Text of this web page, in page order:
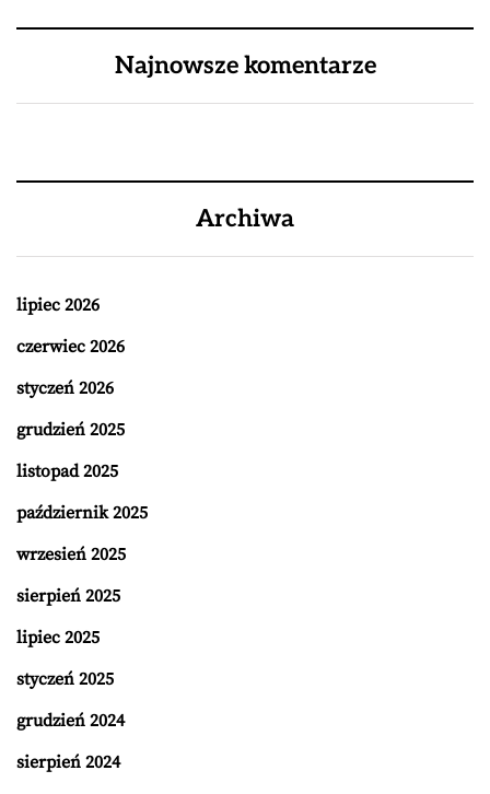
Najnowsze komentarze
Archiwa
lipiec 2026
czerwiec 2026
styczeń 2026
grudzień 2025
listopad 2025
październik 2025
wrzesień 2025
sierpień 2025
lipiec 2025
styczeń 2025
grudzień 2024
sierpień 2024